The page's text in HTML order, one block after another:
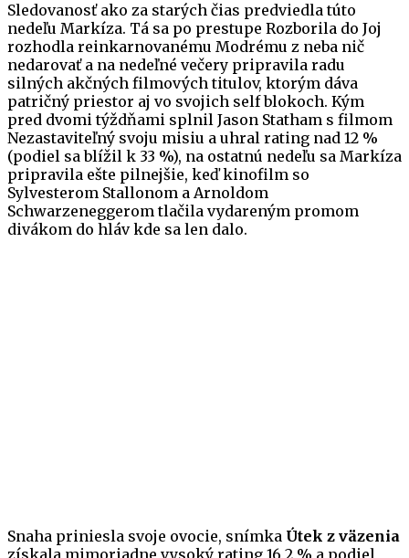
Sledovanosť ako za starých čias predviedla túto
nedeľu Markíza. Tá sa po prestupe Rozborila do Joj
rozhodla reinkarnovanému Modrému z neba nič
nedarovať a na nedeľné večery pripravila radu
silných akčných filmových titulov, ktorým dáva
patričný priestor aj vo svojich self blokoch. Kým
pred dvomi týždňami splnil Jason Statham s filmom
Nezastaviteľný svoju misiu a uhral rating nad 12 %
(podiel sa blížil k 33 %), na ostatnú nedeľu sa Markíza
pripravila ešte pilnejšie, keď kinofilm so
Sylvesterom Stallonom a Arnoldom
Schwarzeneggerom tlačila vydareným promom
divákom do hláv kde sa len dalo.
Snaha priniesla svoje ovocie, snímka Útek z väzenia